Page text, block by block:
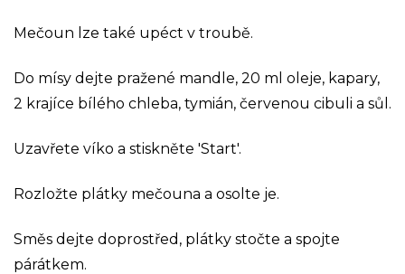
Mečoun lze také upéct v troubě.
Do mísy dejte pražené mandle, 20 ml oleje, kapary,
2 krajíce bílého chleba, tymián, červenou cibuli a sůl.
Uzavřete víko a stiskněte 'Start'.
Rozložte plátky mečouna a osolte je.
Směs dejte doprostřed, plátky stočte a spojte
párátkem.